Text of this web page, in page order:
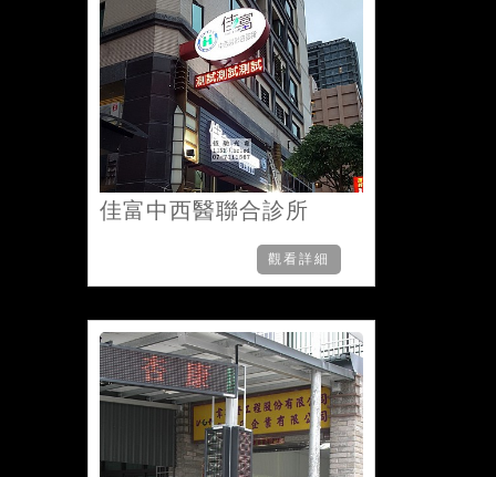
佳富中西醫聯合診所
觀看詳細